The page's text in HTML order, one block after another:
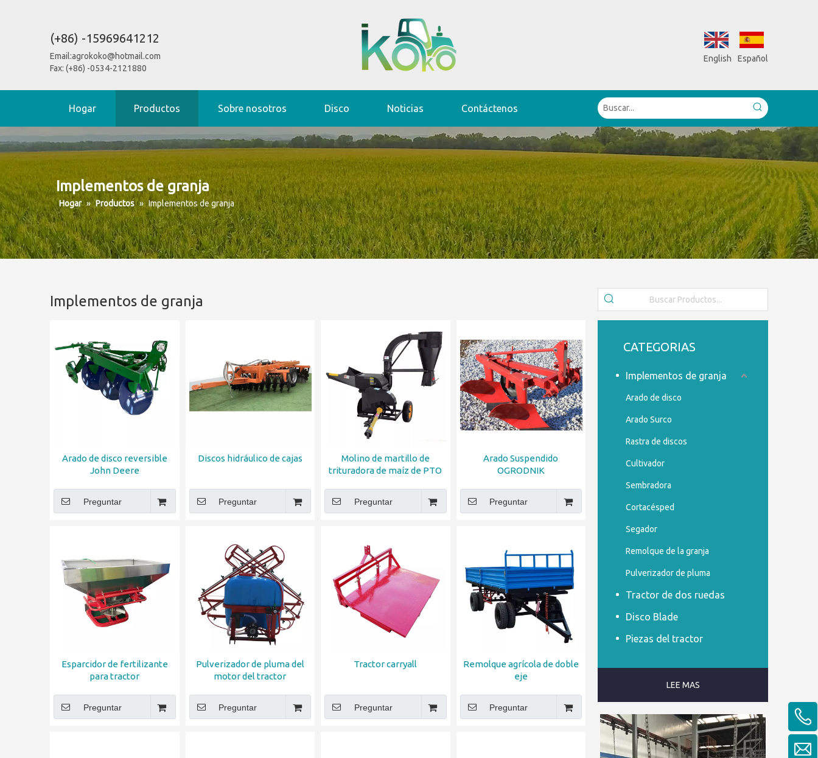
(+86) -15969641212
Email:agrokoko@hotmail.com
Fax: (+86) -0534-2121880
English Español
Hogar Productos Sobre nosotros Disco Noticias Contáctenos
Implementos de granja
Hogar » Productos » Implementos de granja
Implementos de granja
Arado de disco reversible
John Deere
Preguntar
Discos hidráulico de cajas
Preguntar
Molino de martillo de
trituradora de maíz de PTO
Preguntar
Arado Suspendido
OGRODNIK
Preguntar
Esparcidor de fertilizante
para tractor
Preguntar
Pulverizador de pluma del
motor del tractor
Preguntar
Tractor carryall
Preguntar
Remolque agrícola de doble
eje
Preguntar
CATEGORIAS
Implementos de granja
Arado de disco
Arado Surco
Rastra de discos
Cultivador
Sembradora
Cortacésped
Segador
Remolque de la granja
Pulverizador de pluma
Tractor de dos ruedas
Disco Blade
Piezas del tractor
LEE MAS